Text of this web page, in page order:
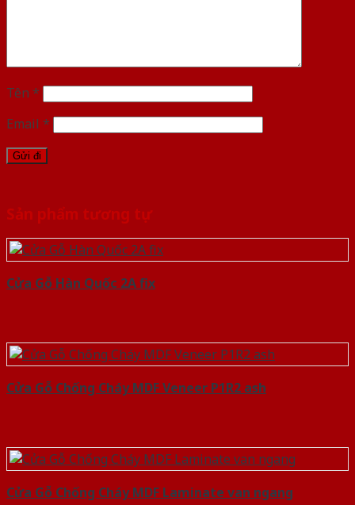
Tên *
Email *
Sản phẩm tương tự
Cửa Gỗ Hàn Quốc 2A fix
Cửa Gỗ Chống Cháy MDF Veneer P1R2 ash
Cửa Gỗ Chống Cháy MDF Laminate van ngang